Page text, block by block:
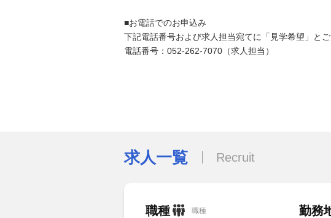
■お電話でのお申込み
下記電話番号および求人担当宛てに「見学希望」とご
電話番号：052-262-7070（求人担当）
求人一覧 Recruit
職種 職種 勤務